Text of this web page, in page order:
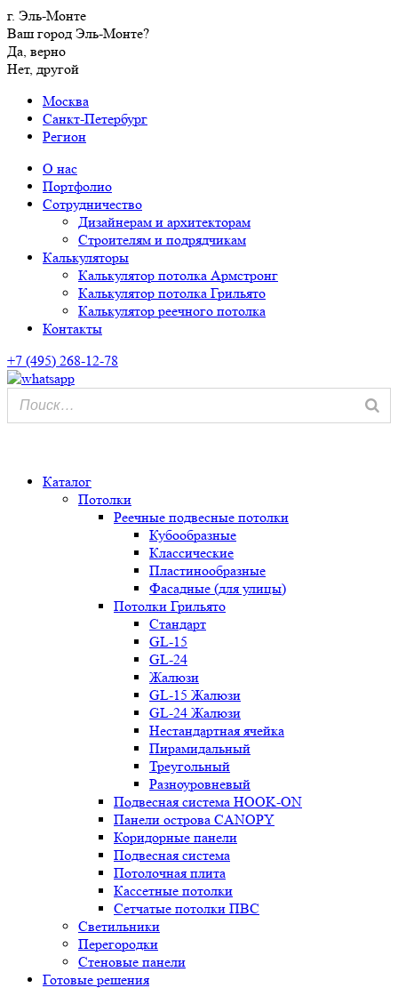
г. Эль-Монте
Ваш город Эль-Монте?
Да, верно
Нет, другой
Москва
Санкт-Петербург
Регион
О нас
Портфолио
Сотрудничество
Дизайнерам и архитекторам
Строителям и подрядчикам
Калькуляторы
Калькулятор потолка Армстронг
Калькулятор потолка Грильято
Калькулятор реечного потолка
Контакты
+7 (495) 268-12-78
Каталог
Потолки
Реечные подвесные потолки
Кубообразные
Классические
Пластинообразные
Фасадные (для улицы)
Потолки Грильято
Стандарт
GL-15
GL-24
Жалюзи
GL-15 Жалюзи
GL-24 Жалюзи
Нестандартная ячейка
Пирамидальный
Треугольный
Разноуровневый
Подвесная система HOOK-ON
Панели острова CANOPY
Коридорные панели
Подвесная система
Потолочная плита
Кассетные потолки
Сетчатые потолки ПВС
Светильники
Перегородки
Стеновые панели
Готовые решения